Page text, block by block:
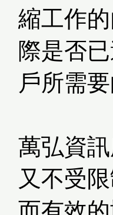
縮工作
際是否
戶所需
萬弘資
又不受